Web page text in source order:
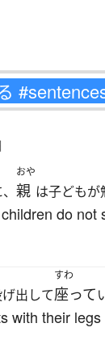
おや
親 は子どもが
do
出して
すわ
座って
with their